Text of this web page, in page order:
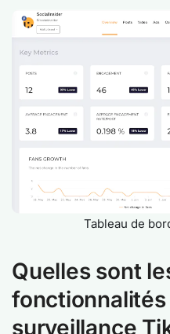
Tableau de
Quelles sont
surveillance